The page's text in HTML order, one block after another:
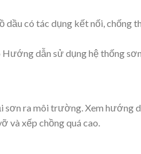
dầu có tác dụng kết nối, chống
Hướng dẫn sử dụng hệ thống sơn
ra môi trường. Xem hướng
và xếp chồng quá cao.